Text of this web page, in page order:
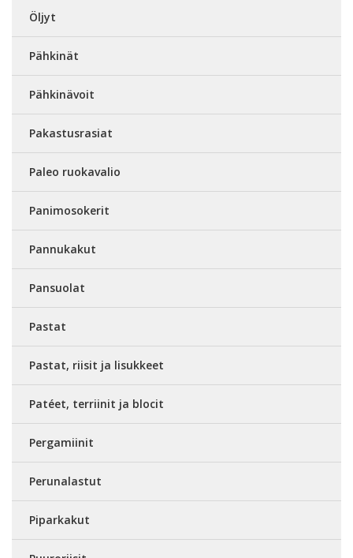
Öljyt
Pähkinät
Pähkinävoit
Pakastusrasiat
Paleo ruokavalio
Panimosokerit
Pannukakut
Pansuolat
Pastat
Pastat, riisit ja lisukkeet
Patéet, terriinit ja blocit
Pergamiinit
Perunalastut
Piparkakut